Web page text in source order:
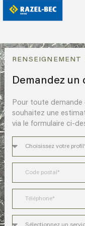
RENSEIGNEMENT
Demandez
Pour toute demande
souhaitez une
via le formulaire ci-